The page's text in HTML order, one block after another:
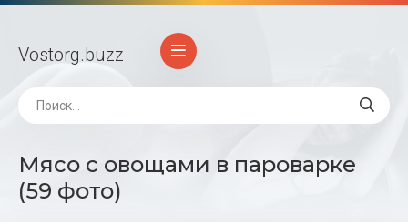
Vostorg.buzz
Мясо с овощами в пароварке
(59 фото)